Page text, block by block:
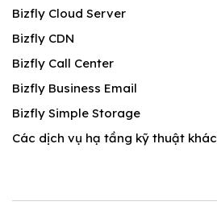
Bizfly Cloud Server
Bizfly CDN
Bizfly Call Center
Bizfly Business Email
Bizfly Simple Storage
Các dịch vụ hạ tầng kỹ thuật khác